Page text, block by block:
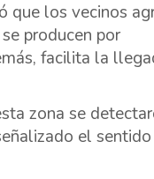
que los vecinos
producen por
facilita la
zona se
el